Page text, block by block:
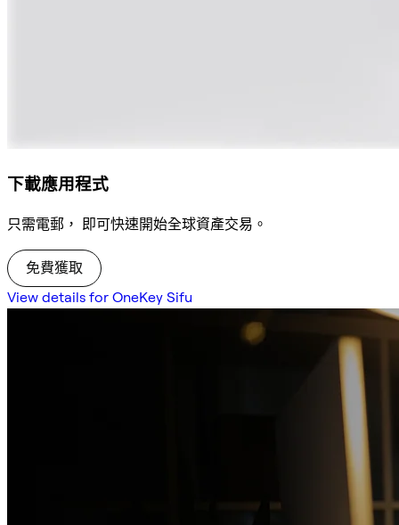
下載應用程式
只需電郵， 即可快速開始全球資產交易。
免費獲取
View details for OneKey Sifu